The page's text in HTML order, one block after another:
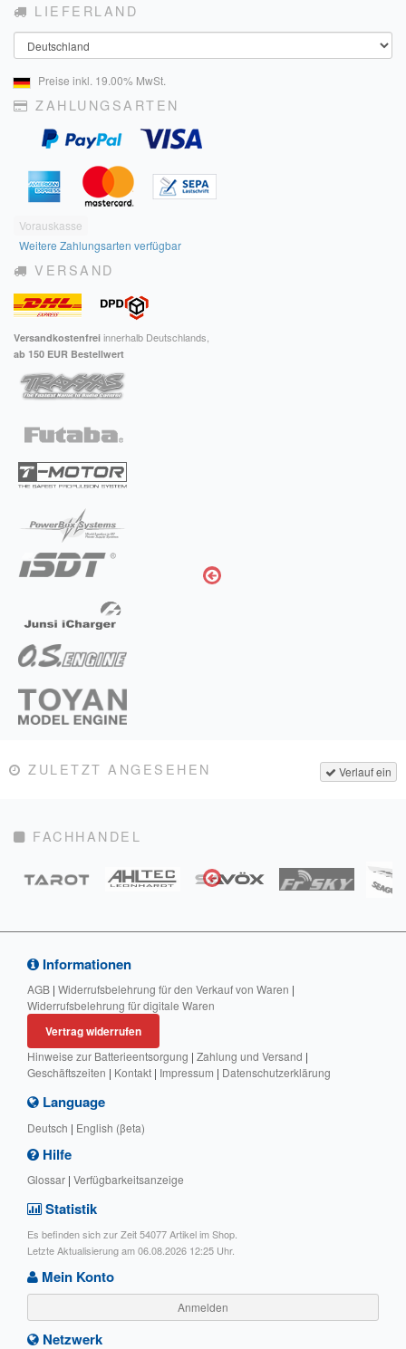
LIEFERLAND
Land
Preise inkl. 19.00% MwSt.
ZAHLUNGSARTEN
Vorauskasse
Weitere Zahlungsarten verfügbar
VERSAND
Versandkostenfrei innerhalb Deutschlands,
ab 150 EUR Bestellwert
Verlauf ein
ZULETZT ANGESEHEN
FACHHANDEL
Informationen
AGB | Widerrufsbelehrung für den Verkauf von Waren |
Widerrufsbelehrung für digitale Waren
Vertrag widerrufen
Hinweise zur Batterieentsorgung | Zahlung und Versand |
Geschäftszeiten | Kontakt | Impressum | Datenschutzerklärung
Language
Deutsch | English (βeta)
Hilfe
Glossar | Verfügbarkeitsanzeige
Statistik
Es befinden sich zur Zeit 54077 Artikel im Shop.
Letzte Aktualisierung am 06.08.2026 12:25 Uhr.
Mein Konto
Anmelden
Netzwerk